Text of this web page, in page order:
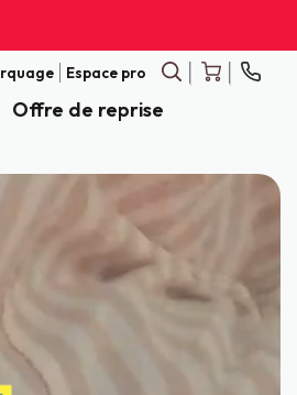
Espace pro
Aller
contenu
Rechercher
Aller
Offre de reprise